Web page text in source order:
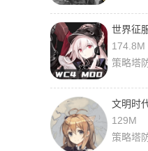
世界征
里芬行
最新版
174.8M
策略塔
文明时
mod 1.0
129M
策略塔